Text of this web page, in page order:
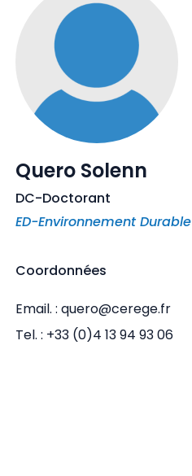
Quero Solenn
DC-Doctorant
ED-Environnement Durable
Coordonnées
Email. : quero@cerege.fr
Tel. : +33 (0)4 13 94 93 06